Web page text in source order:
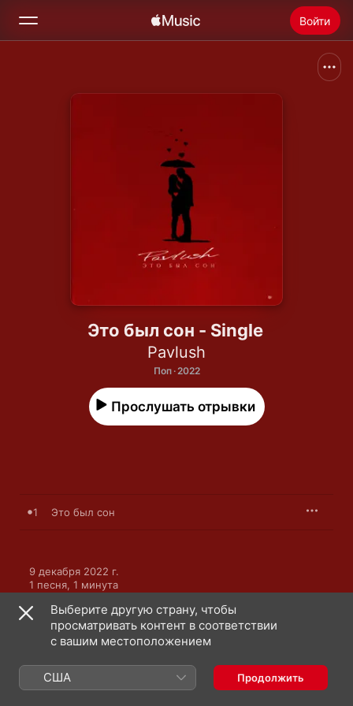
Войти
Установить Apple Music
Это был сон - Single
Pavlush
Поп · 2022
Прослушать отрывки
1 Это был сон
9 декабря 2022 г.
1 песня, 1 минута
Pavlush: еще
Выберите другую страну, чтобы
просматривать контент в соответствии
с вашим местоположением
США Продолжить